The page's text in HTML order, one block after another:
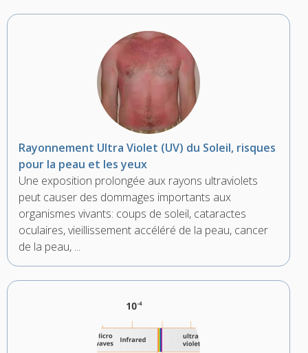
Rayonnement Ultra Violet (UV) du Soleil, risques
pour la peau et les yeux
Une exposition prolongée aux rayons ultraviolets
peut causer des dommages importants aux
organismes vivants: coups de soleil, cataractes
oculaires, vieillissement accéléré de la peau, cancer
de la peau, ...